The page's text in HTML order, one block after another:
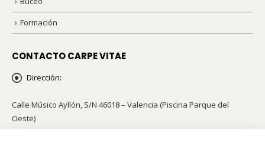
Formación
Oeste)
Teléfonos:96 341 42 21 / 658 855 002